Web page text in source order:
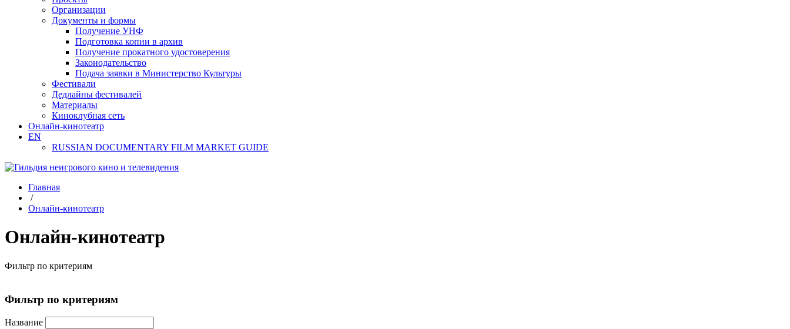
Организации
Документы и формы
Получение УНФ
Подготовка копии в архив
Получение прокатного удостоверения
Законодательство
Подача заявки в Министерство Культуры
Фестивали
Дедлайны фестивалей
Материалы
Киноклубная сеть
Онлайн-кинотеатр
EN
RUSSIAN DOCUMENTARY FILM MARKET GUIDE
Главная
/
Онлайн-кинотеатр
Онлайн-кинотеатр
Фильтр по критериям
Фильтр по критериям
Название